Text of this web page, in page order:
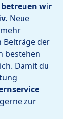
betreuen wir
Neue
Beiträge der
bestehen
Damit du
zur